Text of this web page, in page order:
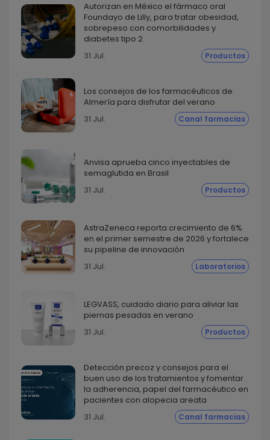
Autorizan en México el fármaco oral
Foundayo de Lilly, para tratar obesidad,
sobrepeso con comorbilidades y
diabetes tipo 2
31 Jul.
Productos
Los consejos de los farmacéuticos de
Almería para disfrutar del verano
31 Jul.
Canal farmacias
Anvisa aprueba cinco inyectables de
semaglutida en Brasil
31 Jul.
Productos
AstraZeneca reporta crecimiento de 6%
en el primer semestre de 2026 y fortalece
su pipeline de innovación
31 Jul.
Laboratorios
LEGVASS, cuidado diario para aliviar las
piernas pesadas en verano
31 Jul.
Productos
Detección precoz y consejos para el
buen uso de los tratamientos y fomentar
la adherencia, papel del farmacéutico en
pacientes con alopecia areata
31 Jul.
Canal farmacias